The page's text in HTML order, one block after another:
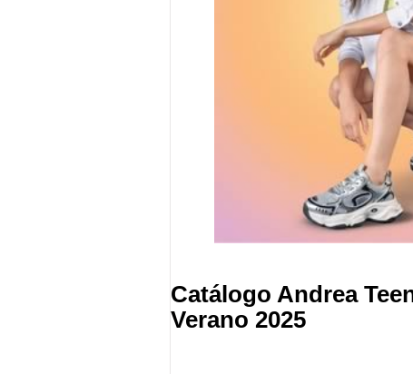
Catálogo Andrea
Verano 2025